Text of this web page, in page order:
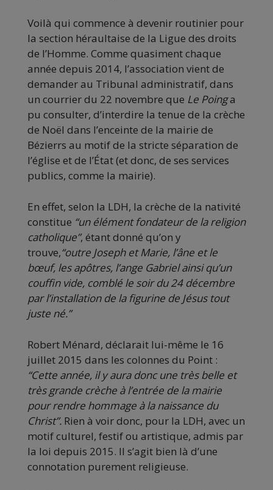
Voilà qui commence à devenir routinier pour
la section héraultaise de la Ligue des droits
de l’Homme. Comme quasiment chaque
année depuis 2014, l’association vient de
demander au Tribunal administratif, dans
un courrier du 22 novembre que Le Poinga
pu consulter, d’interdire la tenue de la crèche
de Noël dans l’enceinte de la mairie de
Bézierrs au motif de la stricte séparation de
l’église et de l’État (et donc, de ses services
publics, comme la mairie).
En effet, selon la LDH, la crèche de la nativité
constitue “un élément fondateur de la religion
catholique”, étant donné qu’on y
trouve,“outre Joseph et Marie, l’âne et le
bœuf, les apôtres, l’ange Gabriel ainsi qu’un
couffin vide, comblé le soir du 24 décembre
par l’installation de la figurine de Jésus tout
juste né.”
Robert Ménard, déclarait lui-même le 16
juillet 2015 dans les colonnes du Point :
“Cette année, il y aura donc une très belle et
très grande crèche à l’entrée de la mairie
pour rendre hommage à la naissance du
Christ”. Rien à voir donc, pour la LDH, avec un
motif culturel, festif ou artistique, admis par
la loi depuis 2015. Il s’agit bien là d’une
connotation purement religieuse.